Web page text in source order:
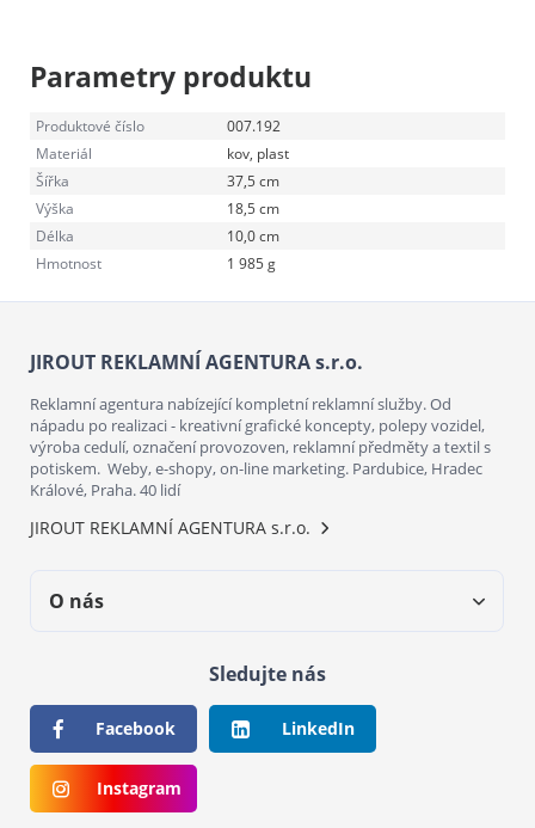
Parametry produktu
Produktové číslo
007.192
Materiál
kov, plast
Šířka
37,5 cm
Výška
18,5 cm
Délka
10,0 cm
Hmotnost
1 985 g
JIROUT REKLAMNÍ AGENTURA s.r.o.
Reklamní agentura nabízející kompletní reklamní služby. Od
nápadu po realizaci - kreativní grafické koncepty, polepy vozidel,
výroba cedulí, označení provozoven, reklamní předměty a textil s
potiskem. Weby, e-shopy, on-line marketing. Pardubice, Hradec
Králové, Praha. 40 lidí
JIROUT REKLAMNÍ AGENTURA s.r.o.
O nás
Sledujte nás
Facebook LinkedIn
Instagram